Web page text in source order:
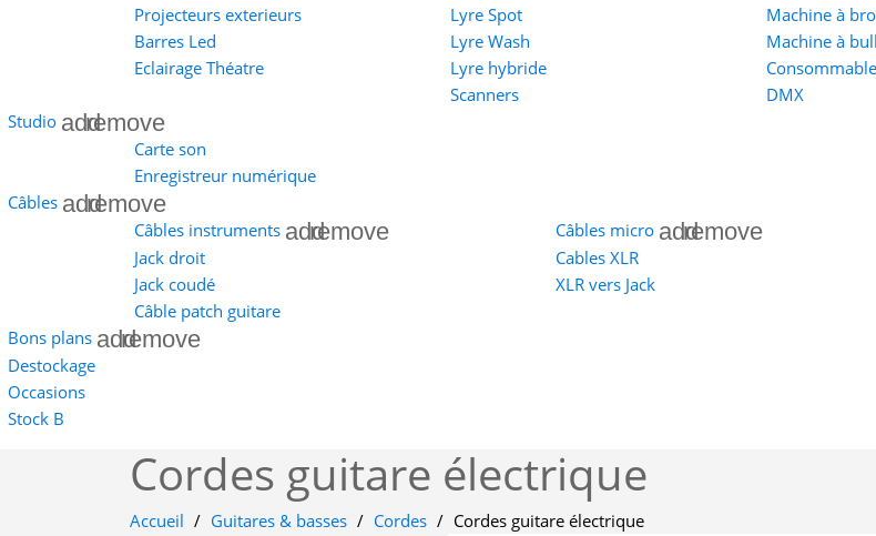
Projecteurs exterieurs
Barres Led
Eclairage Théatre
Lyre Spot
Lyre Wash
Lyre hybride
Scanners
Machine à
Machine à
DMX
Studio addremove
Carte son
Enregistreur numérique
Câbles addremove
Câbles instruments addremove
Jack droit
Jack coudé
Câble patch guitare
Câbles micro addremove
Cables XLR
XLR vers Jack
Bons plans addremove
Destockage
Occasions
Stock B
Cordes guitare électrique
Accueil Guitares & basses Cordes Cordes guitare électrique